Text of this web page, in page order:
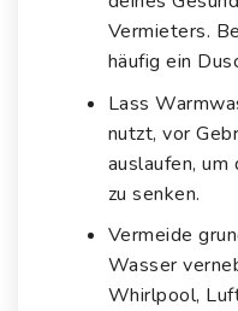
Vermieters.
häufig ein
Lass
nutzt, vor
auslaufen, um
zu senken.
Vermeide
Wasser
Whirlpool,